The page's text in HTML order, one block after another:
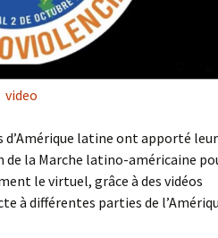
video
latine ont apporté
la Marche latino-américaine
le virtuel, grâce à des vidéos
à différentes parties de